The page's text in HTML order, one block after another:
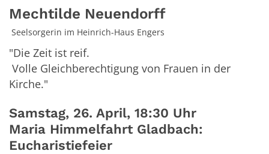
Mechtilde Neuendorff
Seelsorgerin im Heinrich-Haus Engers
"Die Zeit ist reif.
Volle Gleichberechtigung von Frauen in der
Kirche."
Samstag, 26. April, 18:30 Uhr
Maria Himmelfahrt Gladbach:
Eucharistiefeier